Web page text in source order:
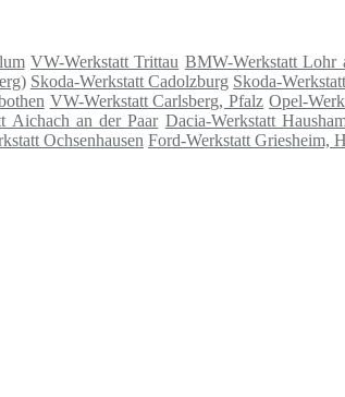
VW-Werkstatt Trittau BMW-Werkstatt Lohr
Skoda-Werkstatt Cadolzburg Skoda-
VW-Werkstatt Carlsberg, Pfalz Opel-
Aichach an der Paar Dacia-Werkstatt
Ochsenhausen Ford-Werkstatt Griesheim,